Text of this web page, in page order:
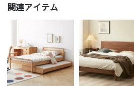
関連アイテム